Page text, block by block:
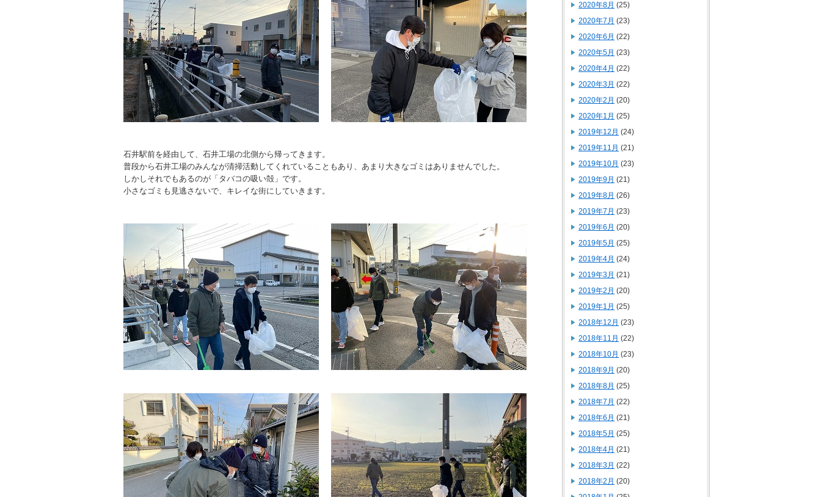
石井駅前を経由して、石井工場の北側から帰ってきます。
普段から石井工場のみんなが清掃活動してくれていることもあり、あまり大きなゴミはありませんでした。
しかしそれでもあるのが「タバコの吸い殻」です。
小さなゴミも見逃さないで、キレイな街にしていきます。
2020年8月 (25)
2020年7月 (23)
2020年6月 (22)
2020年5月 (23)
2020年4月 (22)
2020年3月 (22)
2020年2月 (20)
2020年1月 (25)
2019年12月 (24)
2019年11月 (21)
2019年10月 (23)
2019年9月 (21)
2019年8月 (26)
2019年7月 (23)
2019年6月 (20)
2019年5月 (25)
2019年4月 (24)
2019年3月 (21)
2019年2月 (20)
2019年1月 (25)
2018年12月 (23)
2018年11月 (22)
2018年10月 (23)
2018年9月 (20)
2018年8月 (25)
2018年7月 (22)
2018年6月 (21)
2018年5月 (25)
2018年4月 (21)
2018年3月 (22)
2018年2月 (20)